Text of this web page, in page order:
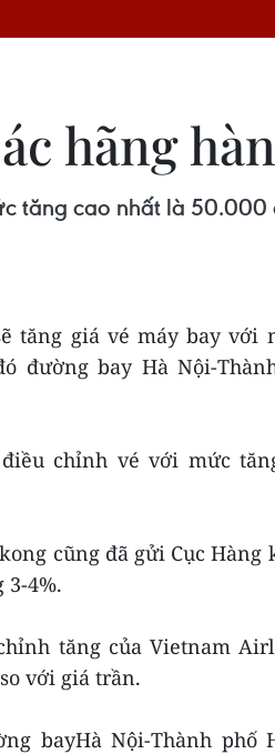
hãng
tăng cao nhất là
tăng giá vé máy bay với
đường bay Hà Nội-
chỉnh vé với mức
cũng đã gửi Cục Hàng
4%.
tăng của Vietnam
với giá trần.
bayHà Nội-Thành phố